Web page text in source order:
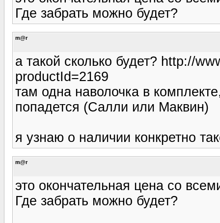
Где забрать можно будет?
m@r
а такой сколько будет? http://
productId=2169
там одна наволочка в
попадется (Салли или Маквин)
я узнаю о наличии конкретно
m@r
это окончательная цена со
Где забрать можно будет?